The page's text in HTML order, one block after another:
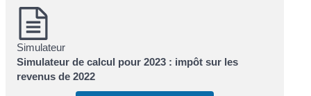
Simulateur
Simulateur de calcul pour 2023 : impôt sur les
revenus de 2022